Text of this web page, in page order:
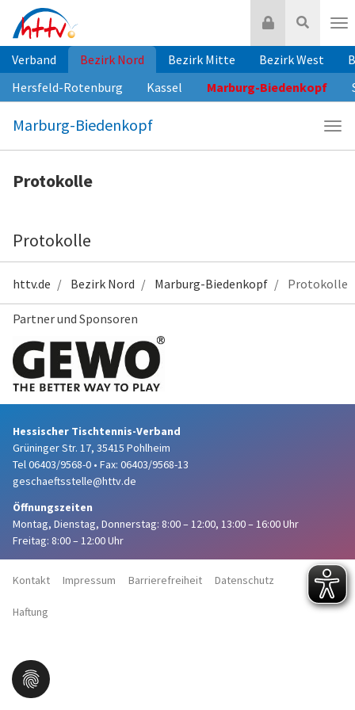
Inhalt
springen
Suche
Login
Verband Bezirk Nord Bezirk Mitte Bezirk West
Hersfeld-Rotenburg
Kassel Marburg-Biedenkopf
Marburg-Biedenkopf
Protokolle
Protokolle
httv.de Bezirk Nord Marburg-Biedenkopf Protokolle
Partner und Sponsoren
Hessischer Tischtennis-Verband
Grüninger Str. 17, 35415 Pohlheim
Tel 06403/9568-0 • Fax: 06403/9568-13
geschaeftsstelle@httv.de
Öffnungszeiten
Montag, Dienstag, Donnerstag: 8:00 – 12:00, 13:00 – 16:00 Uhr
Freitag: 8:00 – 12:00 Uhr
Kontakt Impressum Barrierefreiheit Datenschutz
Haftung